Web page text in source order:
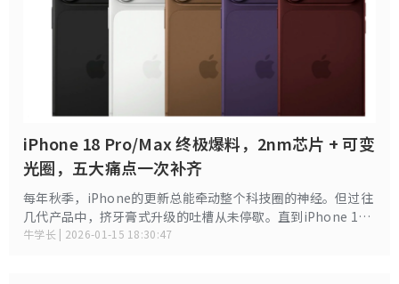
iPhone 18 Pro/Max 终极爆料，2nm芯片 + 可变
光圈，五大痛点一次补齐
每年秋季，iPhone的更新总能牵动整个科技圈的神经。但过往
几代产品中，挤牙膏式升级的吐槽从未停歇。直到iPhone 18
Pro / Max的相关爆料逐渐清晰，这种固有印象被彻底打破。
牛学长 | 2026-01-15 18:30:47